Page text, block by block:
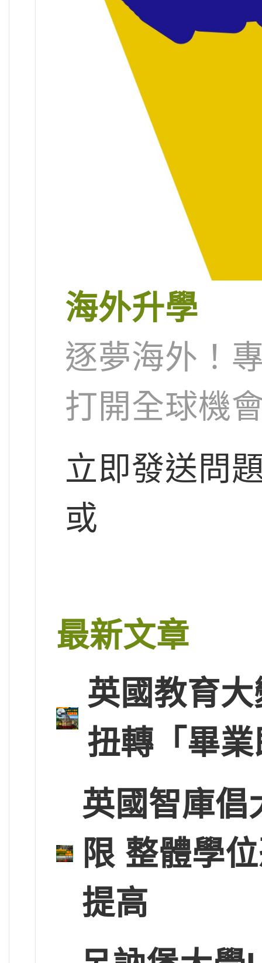
海外升學
逐夢海外！
打開全球機
立即發送問
或
最新文章
英國教育
扭轉「畢
英國智庫倡
限 整體學
提高